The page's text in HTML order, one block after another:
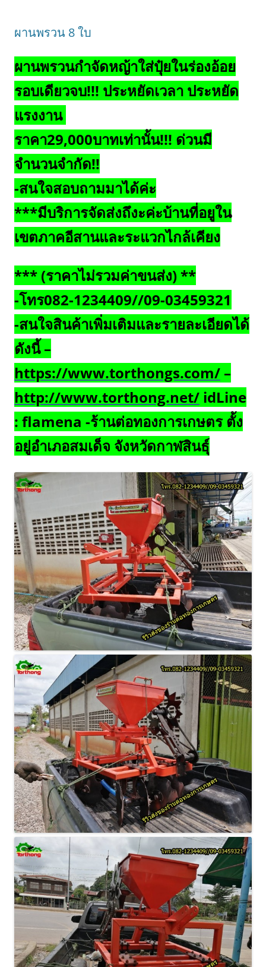
ผานพรวน 8 ใบ
ผานพรวนกำจัดหญ้าใส่ปุ๋ยในร่องอ้อย
รอบเดียวจบ!!! ประหยัดเวลา ประหยัด
แรงงาน
ราคา29,000บาทเท่านั้น!!! ด่วนมี
จำนวนจำกัด!!
-สนใจสอบถามมาได้ค่ะ
***มีบริการจัดส่งถึงะค่ะบ้านที่อยูใน
เขตภาคอีสานและระแวกไกล้เคียง
*** (ราคาไม่รวมค่าขนส่ง) **
-โทร082-1234409//09-03459321
-สนใจสินค้าเพิ่มเติมและรายละเอียดได้
ดังนี้ –
https://www.torthongs.com/ –
http://www.torthong.net/ idLine
: flamena -ร้านต่อทองการเกษตร ตั้ง
อยู่อำเภอสมเด็จ จังหวัดกาฬสินธุ์